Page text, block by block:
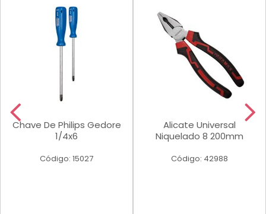
Chave De Philips Gedore
1/4x6
Código: 15027
Alicate Universal
Niquelado 8 200mm
Código: 42988